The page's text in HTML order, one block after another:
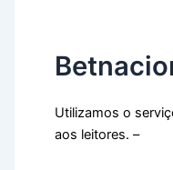
Utilizamos o
aos leitores. –